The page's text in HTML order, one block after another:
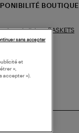
BOUTIQUE
similaires :BASKETS
et
»,
accepter »).
sans accepter